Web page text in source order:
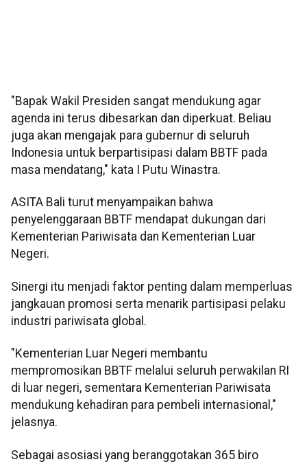
"Bapak Wakil Presiden sangat mendukung agar
agenda ini terus dibesarkan dan diperkuat. Beliau
juga akan mengajak para gubernur di seluruh
Indonesia untuk berpartisipasi dalam BBTF pada
masa mendatang," kata I Putu Winastra.
ASITA Bali turut menyampaikan bahwa
penyelenggaraan BBTF mendapat dukungan dari
Kementerian Pariwisata dan Kementerian Luar
Negeri.
Sinergi itu menjadi faktor penting dalam memperluas
jangkauan promosi serta menarik partisipasi pelaku
industri pariwisata global.
"Kementerian Luar Negeri membantu
mempromosikan BBTF melalui seluruh perwakilan RI
di luar negeri, sementara Kementerian Pariwisata
mendukung kehadiran para pembeli internasional,"
jelasnya.
Sebagai asosiasi yang beranggotakan 365 biro